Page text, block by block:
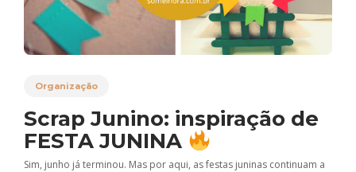
Organização
Scrap Junino: inspiração de
FESTA JUNINA
Sim, junho já terminou. Mas por aqui, as festas juninas continuam a